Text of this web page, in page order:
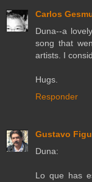
Carlos
Duna--a
song that
artists. I
Hugs.
Responder
Gustavo
Duna:
Lo que has